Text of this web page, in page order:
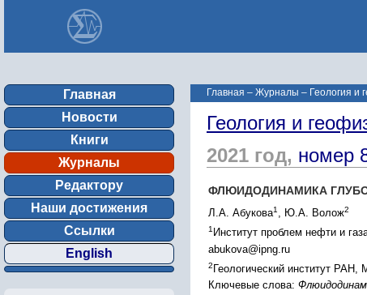
Главная
Новости
Книги
Журналы
Редактору
Наши достижения
Ссылки
English
Главная – Журналы – Геология и
Геология и
2021 год, номер
ФЛЮИДОДИНАМИКА
Л.А. Абукова1 , Ю.А. Волож2
1 Институт проблем нефти и
abukova@ipng.ru
2 Геологический институт РАН,
Ключевые слова: